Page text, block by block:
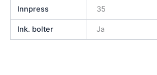
Innpress 35
Ink. bolter Ja